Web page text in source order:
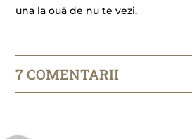
una la ouă de nu te vezi.
7 COMENTARII